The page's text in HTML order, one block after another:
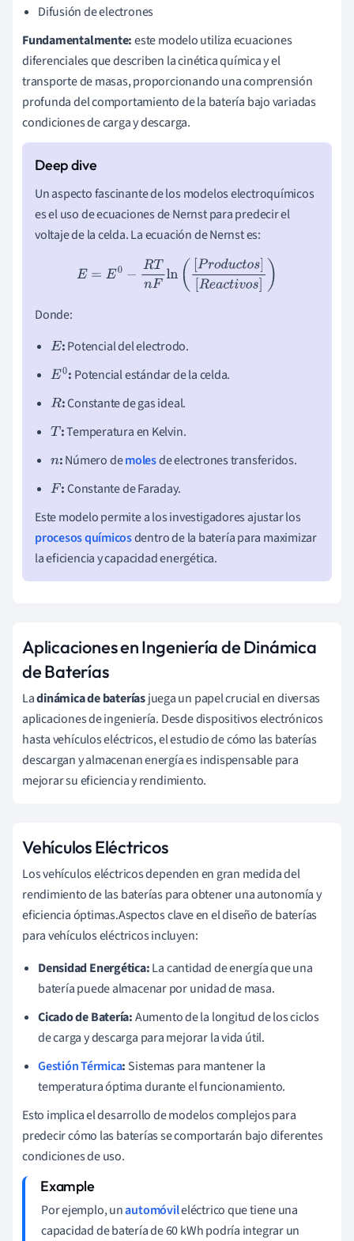
Difusión de electrones
Fundamentalmente:este modelo utiliza ecuaciones
diferenciales que describen la cinética química y el
transporte de masas, proporcionando una comprensión
profunda del comportamiento de la batería bajo variadas
condiciones de carga y descarga.
Un aspecto fascinante de los modelos electroquímicos
es el uso de ecuaciones de Nernst para predecir el
voltaje de la celda. La ecuación de Nernst es:
E=E0 −RT ln([Prod u tos][Reactivos )
Donde:
E :Potencial del electrodo.
E0 : Potencial estándar de la celda.
R:Constante de gas ideal.
T :Temperatura en Kelvin.
n:Número demolesde electrones transferidos.
F :Constante de Faraday.
Este modelo permite a los investigadores ajustar los
procesos químicosdentro de la batería para maximizar
la eficiencia y capacidad energética.
Aplicaciones en Ingeniería de Dinámica
de Baterías
Ladinámica de bateríasjuega un papel crucial en diversas
aplicaciones de ingeniería. Desde dispositivos electrónicos
hasta vehículos eléctricos, el estudio de cómo las baterías
descargan y almacenan energía es indispensable para
mejorar su eficiencia y rendimiento.
Vehículos Eléctricos
Los vehículos eléctricos dependen en gran medida del
rendimiento de las baterías para obtener una autonomía y
eficiencia óptimas.Aspectos clave en el diseño de baterías
para vehículos eléctricos incluyen:
Densidad Energética:La cantidad de energía que una
batería puede almacenar por unidad de masa.
Cicado de Batería:Aumento de la longitud de los ciclos
de carga y descarga para mejorar la vida útil.
Gestión Térmica: Sistemas para mantener la
temperatura óptima durante el funcionamiento.
Esto implica el desarrollo de modelos complejos para
predecir cómo las baterías se comportarán bajo diferentes
condiciones de uso.
Por ejemplo, unautomóvileléctrico que tiene una
capacidad de batería de 60 kWh podría integrar un